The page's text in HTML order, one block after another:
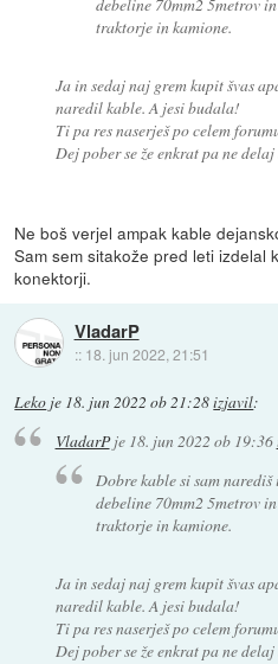
traktorje in kamione.
Ja in sedaj naj grem kupit švas
naredil kable. A jesi budala!
Ti pa res naserješ po celem
Dej pober se že enkrat pa ne
Ne boš verjel ampak kable
Sam sem sitakože pred leti izdelal
konektorji.
VladarP
:: 18. jun 2022, 21:51
Leko je 18. jun 2022 ob 21:28izjavil:
VladarPje 18. jun 2022 ob 19:36
Dobre kable si sam
debeline 70mm2 5metrov
traktorje in kamione.
Ja in sedaj naj grem kupit švas
naredil kable. A jesi budala!
Ti pa res naserješ po celem
Dej pober se že enkrat pa ne